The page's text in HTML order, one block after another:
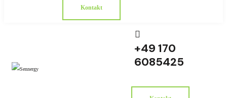
Kontakt
‭+49 170
6085425‬